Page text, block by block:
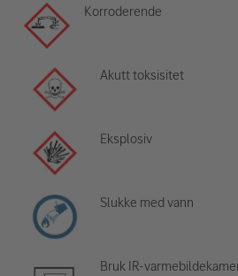
Korroderende
Akutt toksisitet
Eksplosiv
Slukke med vann
Bruk IR-